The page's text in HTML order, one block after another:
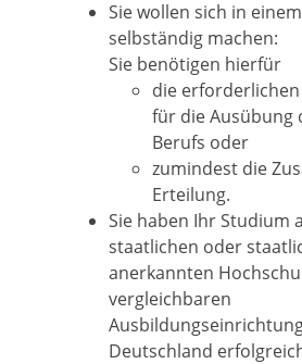
Sie wollen sich in
selbständig machen:
Sie benötigen hierfür
die
für die Ausübung
Berufs oder
zumindest die
Erteilung.
Sie haben Ihr Studium
staatlichen oder
anerkannten
vergleichbaren
Deutschland